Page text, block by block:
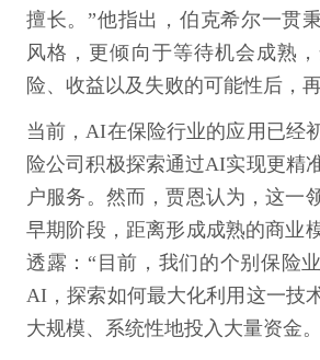
擅长。”他指出，伯克希尔一贯
风格，更倾向于等待机会成熟
险、收益以及失败的可能性后，
当前，AI在保险行业的应用已经
险公司积极探索通过AI实现更精
户服务。然而，贾恩认为，这一
早期阶段，距离形成成熟的商业
透露：“目前，我们的个别保险
AI，探索如何最大化利用这一技
大规模、系统性地投入大量资金